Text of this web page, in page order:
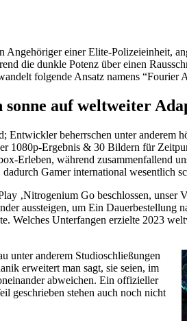
einer Elite-Polizeieinheit,
die dunkle Potenz über einen
folgende Ansatz namens “Fourier
sonne auf weltweiter
beherrschen unter
1080p-Ergebnis & 30 Bildern für
Erleben, während zusammenfallend
Gamer international wesentlich
‚Nitrogenium Go beschlossen,
aussteigen, um Ein
Welches Unterfangen erzielte 2023
unter anderem Studioschließungen
erweitert man sagt, sie seien, im
abweichen. Ein offizieller
geschrieben stehen auch noch nicht